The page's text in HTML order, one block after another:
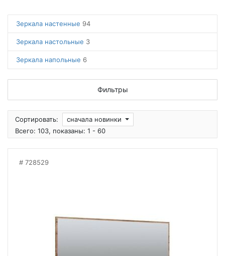
Зеркала настенные 94
Зеркала настольные 3
Зеркала напольные 6
Фильтры
Сортировать:
сначала новинки
Всего: 103, показаны: 1 - 60
728529